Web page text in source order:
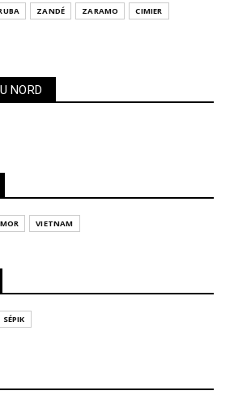
ZANDÉ ZARAMO
CIMIER
NORD
VIETNAM
SÉPIK